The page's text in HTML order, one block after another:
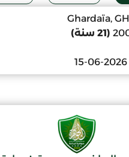
Ghardaïa,
(21 سنة)
2026-06-15